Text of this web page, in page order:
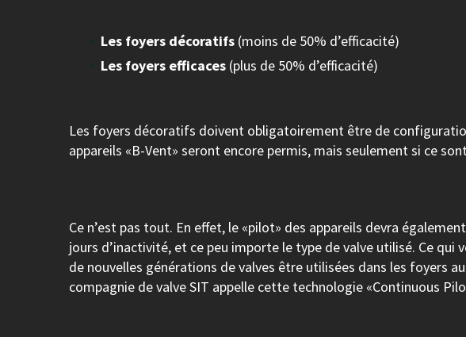
Les foyers décoratifs (moins de 50% d’efficacité)
Les foyers efficaces (plus de 50% d’efficacité)
Les foyers décoratifs doivent obligatoirement être de
appareils «B-Vent» seront encore permis, mais seulement si ce
Ce n’est pas tout. En effet, le «pilot» des appareils devra
jours d’inactivité, et ce peu importe le type de valve utilisé. Ce qui
de nouvelles générations de valves être utilisées dans les foyers
compagnie de valve SIT appelle cette technologie «Continuous